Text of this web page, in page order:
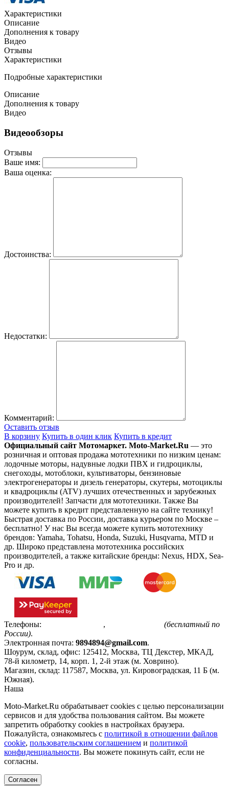
Характеристики
Описание
Дополнения к товару
Видео
Отзывы
Характеристики
Подробные характеристики
Описание
Дополнения к товару
Видео
Видеообзоры
Отзывы
Ваше имя:
Ваша оценка:
Достоинства:
Недостатки:
Комментарий:
Оставить отзыв
В корзину Купить в один клик Купить в кредит
Официальный сайт Мотомаркет. Moto-Market.Ru — это
розничная и оптовая продажа мототехники по низким ценам:
лодочные моторы, надувные лодки ПВХ и гидроциклы,
снегоходы, мотоблоки, культиваторы, бензиновые
электрогенераторы и дизель генераторы, скутеры, мотоциклы
и квадроциклы (ATV) лучших отечественных и зарубежных
производителей! Запчасти для мототехники. Также Вы
можете купить в кредит представленную на сайте технику!
Быстрая доставка по России, доставка курьером по Москве –
бесплатно! У нас Вы всегда можете купить мототехнику
брендов: Yamaha, Tohatsu, Honda, Suzuki, Husqvarna, MTD и
др. Широко представлена мототехника российских
производителей, а также китайские бренды: Nexus, HDX, Sea-
Pro и др.
Телефоны: ,
(бесплатный по
России).
Электронная почта: 9894894@gmail.com.
Шоурум, склад, офис: 125412, Москва, ТЦ Декстер, МКАД,
78-й километр, 14, корп. 1, 2-й этаж (м. Ховрино).
Магазин, склад: 117587, Москва, ул. Кировоградская, 11 Б (м.
Южная).
Наша
Moto-Market.Ru обрабатывает сookies с целью персонализации
сервисов и для удобства пользования сайтом. Вы можете
запретить обработку сookies в настройках браузера.
Пожалуйста, ознакомьтесь с политикой в отношении файлов
cookie, пользовательским соглашением и политикой
конфиденциальности. Вы можете покинуть сайт, если не
согласны.
Согласен